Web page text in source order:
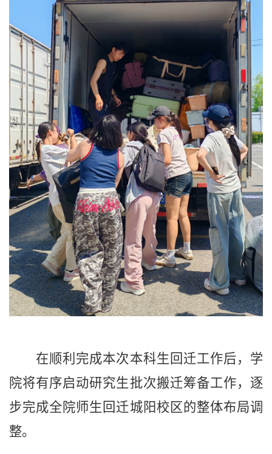
在顺利完成本次本科生回迁工作后，学
院将有序启动研究生批次搬迁筹备工作，逐
步完成全院师生回迁城阳校区的整体布局调
整。